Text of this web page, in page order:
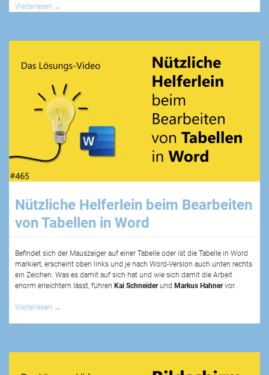
Weiterlesen →
Nützliche Helferlein beim Bearbeiten
von Tabellen in Word
Befindet sich der Mauszeiger auf einer Tabelle oder ist die Tabelle in Word
markiert, erscheint oben links und je nach Word-Version auch unten rechts
ein Zeichen. Was es damit auf sich hat und wie sich damit die Arbeit
enorm erleichtern lässt, führen Kai Schneiderund Markus Hahnervor.
Weiterlesen →